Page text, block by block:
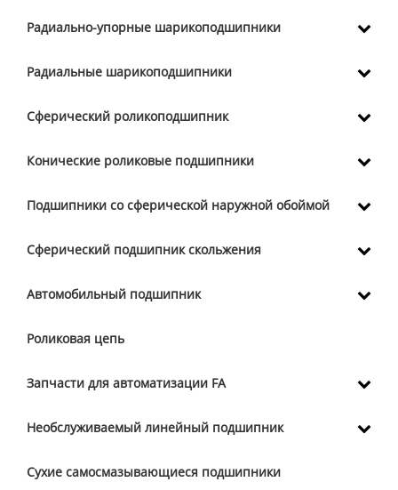
Радиально-упорные шарикоподшипники
Радиальные шарикоподшипники
Сферический роликоподшипник
Конические роликовые подшипники
Подшипники со сферической наружной обоймой
Сферический подшипник скольжения
Автомобильный подшипник
Роликовая цепь
Запчасти для автоматизации FA
Необслуживаемый линейный подшипник
Сухие самосмазывающиеся подшипники